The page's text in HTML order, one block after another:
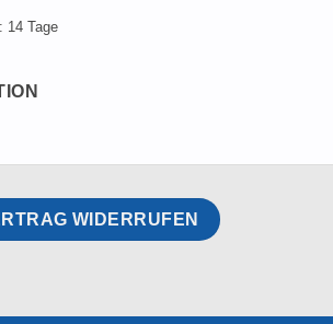
14 Tage
WIDERRUFEN